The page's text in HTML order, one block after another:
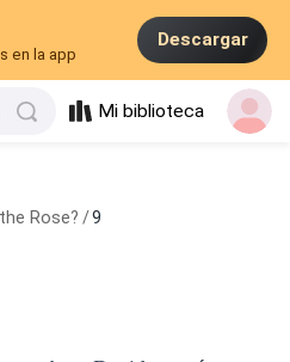
en la app
Descargar
Mi biblioteca
Rose? /9